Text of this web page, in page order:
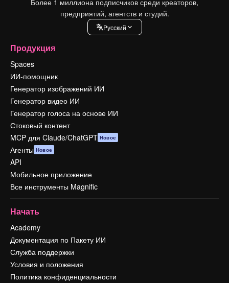
Более 1 миллиона подписчиков среди креаторов,
предприятий, агентств и студий.
Pусский
Продукция
Spaces
ИИ-помощник
Генератор изображений ИИ
Генератор видео ИИ
Генератор голоса на основе ИИ
Стоковый контент
MCP для Claude/ChatGPT Новое
Агенты Новое
API
Мобильное приложение
Все инструменты Magnific
Начать
Academy
Документация по Пакету ИИ
Служба поддержки
Условия и положения
Политика конфиденциальности